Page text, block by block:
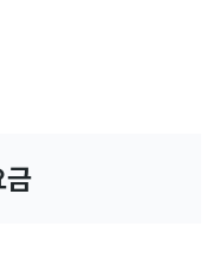
금